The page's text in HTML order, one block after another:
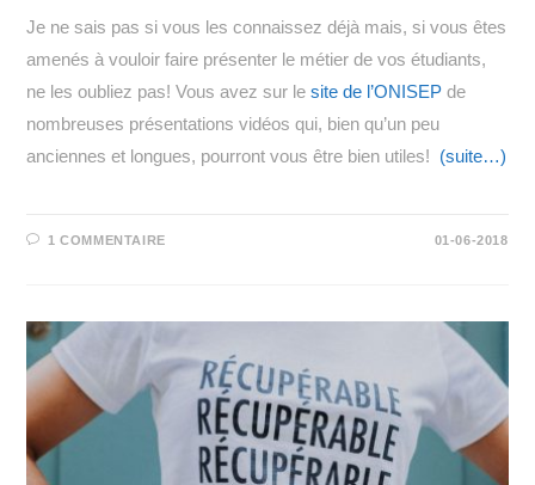
Je ne sais pas si vous les connaissez déjà mais, si vous êtes
amenés à vouloir faire présenter le métier de vos étudiants,
ne les oubliez pas! Vous avez sur lesite de l’ONISEP de
nombreuses présentations vidéos qui, bien qu’un peu
anciennes et longues, pourront vous être bien utiles! (suite…)
1 COMMENTAIRE 01-06-2018